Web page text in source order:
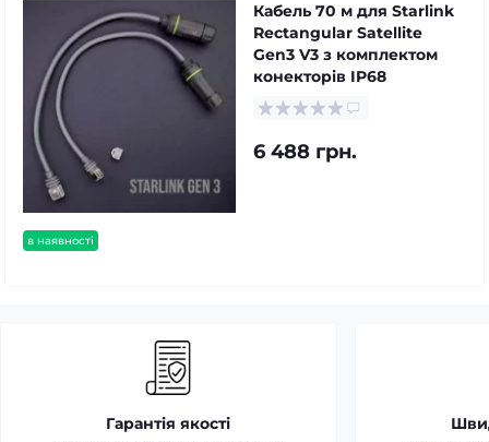
в наявності
Кабель 70 м для Starlink
Rectangular Satellite
Gen3 V3 з комплектом
конекторів IP68
6 488 грн.
Гарантія якості